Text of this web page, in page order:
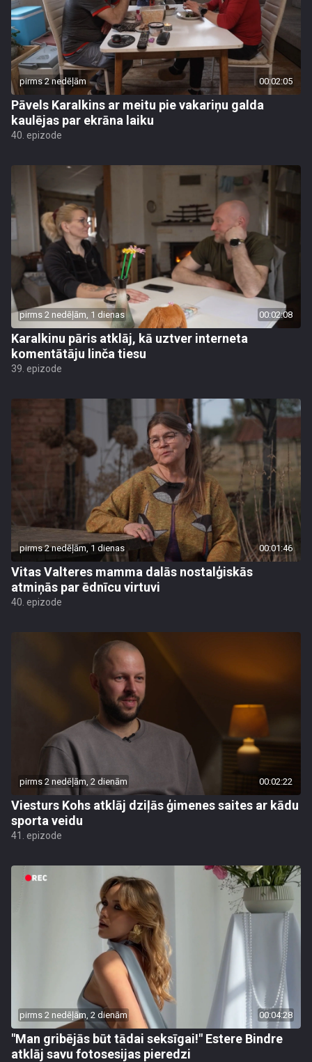
pirms 2 nedēļām 00:02:05
Pāvels Karalkins ar meitu pie vakariņu galda
kaulējas par ekrāna laiku
40. epizode
pirms 2 nedēļām, 1 dienas 00:02:08
Karalkinu pāris atklāj, kā uztver interneta
komentātāju linča tiesu
39. epizode
pirms 2 nedēļām, 1 dienas 00:01:46
Vitas Valteres mamma dalās nostalģiskās
atmiņās par ēdnīcu virtuvi
40. epizode
pirms 2 nedēļām, 2 dienām 00:02:22
Viesturs Kohs atklāj dziļās ģimenes saites ar kādu
sporta veidu
41. epizode
pirms 2 nedēļām, 2 dienām 00:04:28
"Man gribējās būt tādai seksīgai!" Estere Bindre
atklāj savu fotosesijas pieredzi